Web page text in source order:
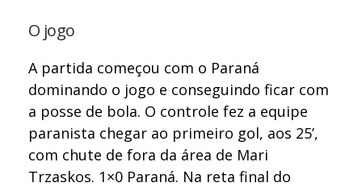
O jogo
A partida começou com o Paraná
dominando o jogo e conseguindo ficar com
a posse de bola. O controle fez a equipe
paranista chegar ao primeiro gol, aos 25’,
com chute de fora da área de Mari
Trzaskos. 1×0 Paraná. Na reta final do